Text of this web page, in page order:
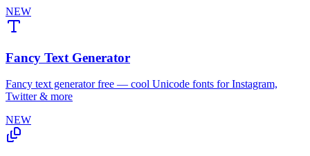
NEW
Fancy Text Generator
Fancy text generator free — cool Unicode fonts for Instagram,
Twitter & more
NEW